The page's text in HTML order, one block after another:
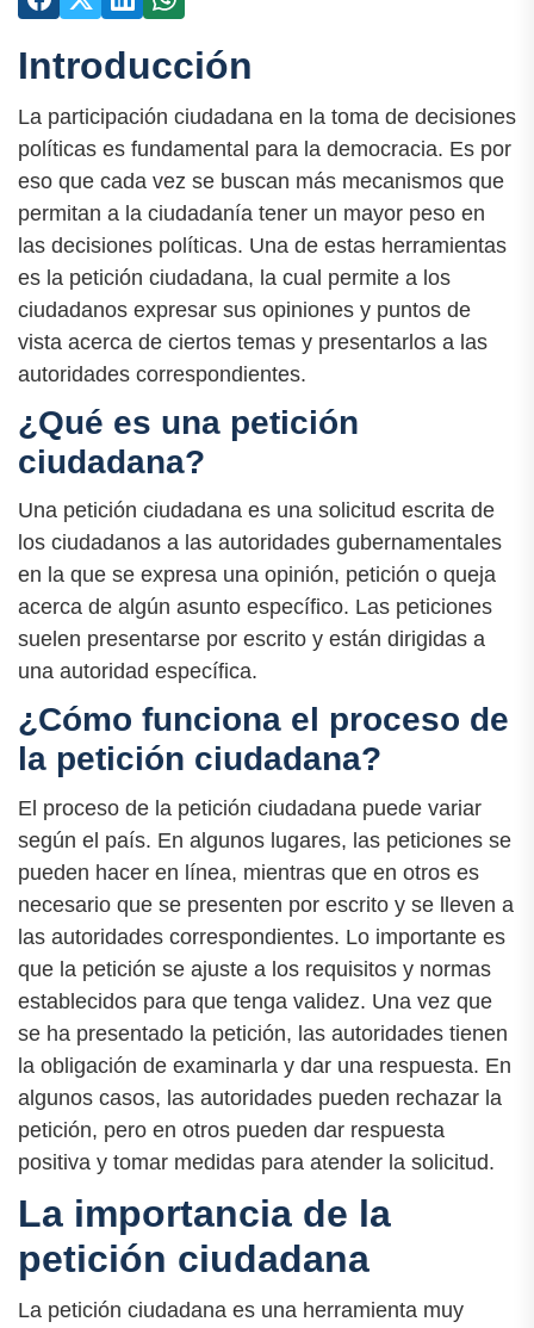
Introducción
La participación ciudadana en la toma de decisiones
políticas es fundamental para la democracia. Es por
eso que cada vez se buscan más mecanismos que
permitan a la ciudadanía tener un mayor peso en
las decisiones políticas. Una de estas herramientas
es la petición ciudadana, la cual permite a los
ciudadanos expresar sus opiniones y puntos de
vista acerca de ciertos temas y presentarlos a las
autoridades correspondientes.
¿Qué es una petición
ciudadana?
Una petición ciudadana es una solicitud escrita de
los ciudadanos a las autoridades gubernamentales
en la que se expresa una opinión, petición o queja
acerca de algún asunto específico. Las peticiones
suelen presentarse por escrito y están dirigidas a
una autoridad específica.
¿Cómo funciona el proceso de
la petición ciudadana?
El proceso de la petición ciudadana puede variar
según el país. En algunos lugares, las peticiones se
pueden hacer en línea, mientras que en otros es
necesario que se presenten por escrito y se lleven a
las autoridades correspondientes. Lo importante es
que la petición se ajuste a los requisitos y normas
establecidos para que tenga validez. Una vez que
se ha presentado la petición, las autoridades tienen
la obligación de examinarla y dar una respuesta. En
algunos casos, las autoridades pueden rechazar la
petición, pero en otros pueden dar respuesta
positiva y tomar medidas para atender la solicitud.
La importancia de la
petición ciudadana
La petición ciudadana es una herramienta muy